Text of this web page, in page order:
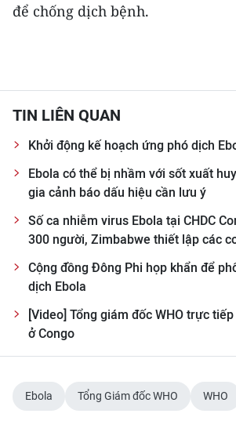
Đông Nam Bộ
Chuyên trang Hà Nội
CHUYÊN ĐỀ
CÁC CHUYÊN TRANG
THỜI NAY
NHÂN DÂN CUỐI TUẦN
MUA BÁO
để chống dịch bệnh.
TIN LIÊN QUAN
Khởi động kế hoạch ứng phó dịch
Ebola có thể bị nhầm với sốt xuất
gia cảnh báo dấu hiệu cần lưu ý
Số ca nhiễm virus Ebola tại CHDC
300 người, Zimbabwe thiết lập các
Cộng đồng Đông Phi họp khẩn để
dịch Ebola
[Video] Tổng giám đốc WHO trực
ở Congo
Ebola Tổng Giám đốc WHO WHO